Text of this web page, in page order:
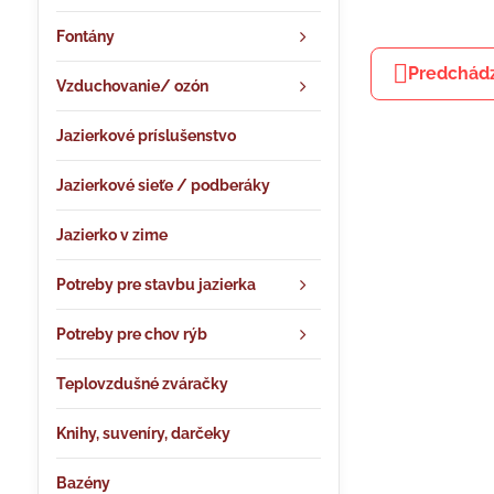
Fontány
Vzduchovanie/ ozón
Jazierkové príslušenstvo
Jazierkové sieťe / podberáky
Jazierko v zime
Potreby pre stavbu jazierka
Potreby pre chov rýb
Teplovzdušné zváračky
Knihy, suveníry, darčeky
Bazény